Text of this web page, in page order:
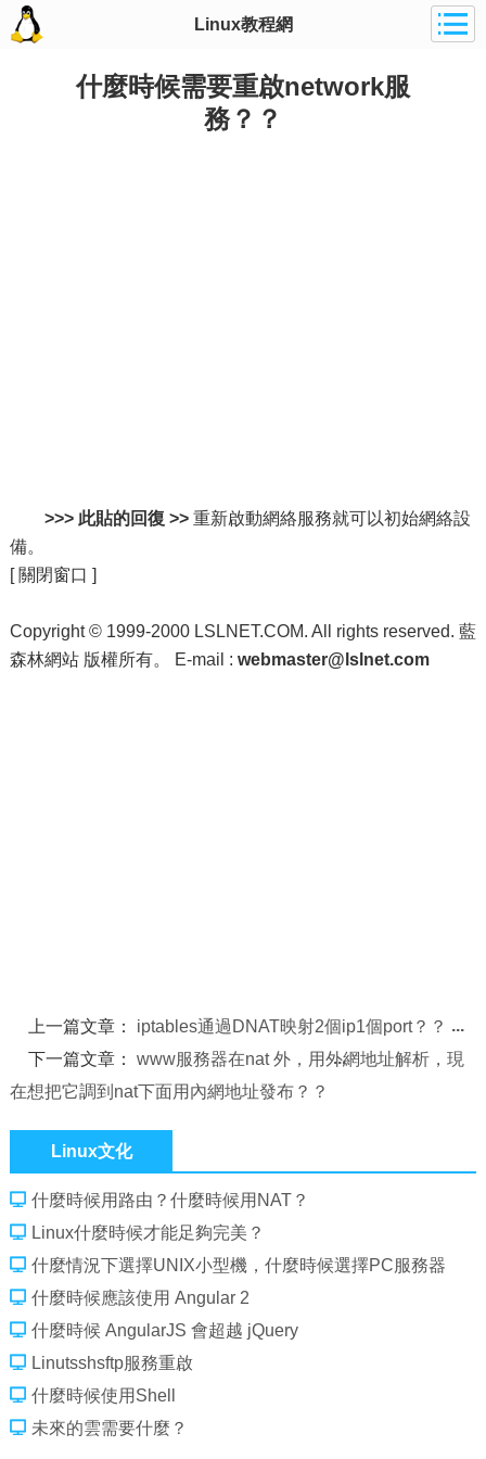
Linux教程網
什麼時候需要重啟network服
務？？
>>> 此貼的回復 >>重新啟動網絡服務就可以初始網絡設
備。
[ 關閉窗口 ]
Copyright © 1999-2000 LSLNET.COM. All rights reserved. 藍
森林網站 版權所有。 E-mail : webmaster@lslnet.com
上一篇文章： iptables通過DNAT映射2個ip1個port？？
下一篇文章：www服務器在nat 外，用外網地址解析，現
在想把它調到nat下面用內網地址發布？？
Linux文化
什麼時候用路由？什麼時候用NAT？
Linux什麼時候才能足夠完美？
什麼情況下選擇UNIX小型機，什麼時候選擇PC服務器
什麼時候應該使用 Angular 2
什麼時候 AngularJS 會超越 jQuery
Linutsshsftp服務重啟
什麼時候使用Shell
未來的雲需要什麼？